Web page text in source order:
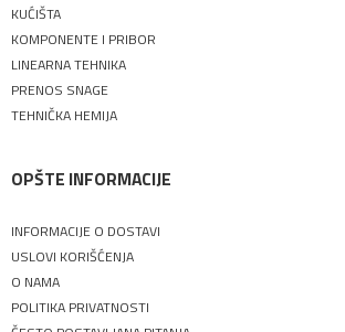
KUĆIŠTA
KOMPONENTE I PRIBOR
LINEARNA TEHNIKA
PRENOS SNAGE
TEHNIČKA HEMIJA
OPŠTE INFORMACIJE
INFORMACIJE O DOSTAVI
USLOVI KORIŠĆENJA
O NAMA
POLITIKA PRIVATNOSTI